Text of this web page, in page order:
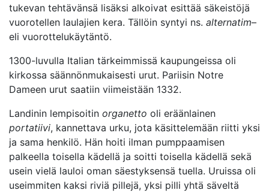
tukevan tehtävänsä lisäksi alkoivat esittää säkeistöjä
vuorotellen laulajien kera. Tällöin syntyi ns. alternatim–
eli vuorottelukäytäntö.
1300-luvulla Italian tärkeimmissä kaupungeissa oli
kirkossa säännönmukaisesti urut. Pariisin Notre
Dameen urut saatiin viimeistään 1332.
Landinin lempisoitin organetto oli eräänlainen
portatiivi, kannettava urku, jota käsittelemään riitti yksi
ja sama henkilö. Hän hoiti ilman pumppaamisen
palkeella toisella kädellä ja soitti toisella kädellä sekä
usein vielä lauloi oman säestyksensä tuella. Uruissa oli
useimmiten kaksi riviä pillejä, yksi pilli yhtä säveltä